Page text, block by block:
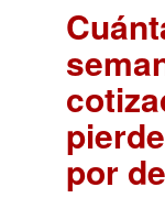
por